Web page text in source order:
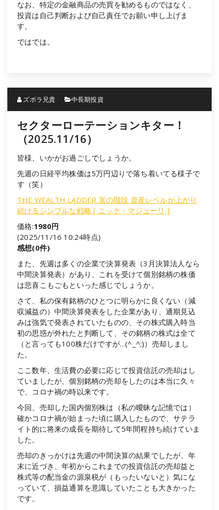
なお、特定の金融商品の売買を勧めるものではなく、
投資は自己判断および自己責任でお願い申し上げま
す。
ではでは。
ズボラ兄貴 中長期投資
セクターローテーションキター！
（2025.11/16）
皆様、いかがお過ごしでしょうか。
先週の日経平均株価は5万円辺りで落ち着いてる様子で
す（笑）
THE WEALTH LADDER 富の階段 資産レベルが上がり
続けるシンプルな戦略 [ ニック・マジューリ ]
価格:1980円
(2025/11/16 10:24時点)
感想(0件)
また、先週は多くの企業で決算発表（3月決算法人なら
中間決算発表）があり、これを受けて個別銘柄の株価
は悲喜こもごもといった感じでしょうか。
さて、私の保有銘柄のひとつに明らかに良くない（減
収減益の）中間決算発表をした企業があり、通期見込
みは強気で発表されていたものの、その株式購入時当
初の思惑が外れたと判断して、その銘柄の株式は全て
（と言っても100株だけですが…(^_^;)）売却しまし
た。
ここ数年、生活費の必要に応じて投資信託の売却はし
ていましたが、個別銘柄の売却をしたのは本当に久々
で、コロナ禍の時以来です。
今回、売却した国内個別株は（私の曖昧な記憶では）
確かコロナ禍が始まった頃に購入したもので、サテラ
イト的に将来の成長を期待して5年間程持ち続けていま
した。
売却のきっかけは先週の中間決算の結果でしたが、年
末に近づき、年初からこれまでの投資信託の売却益と
株式等の配当金の源泉税が（もったいないと）気にな
っていて、損益通算を意識していたことも大きかった
です。